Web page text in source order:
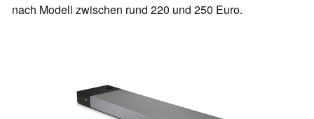
nach Modell zwischen rund 220 und 250 Euro.